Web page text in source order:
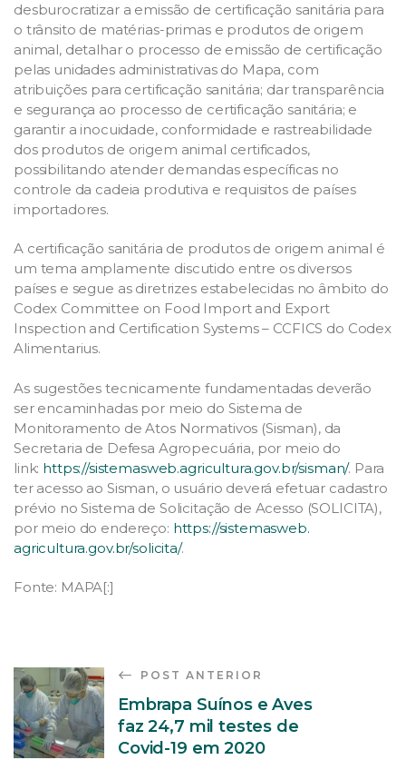
desburocratizar a emissão de certificação sanitária para
o trânsito de matérias-primas e produtos de origem
animal, detalhar o processo de emissão de certificação
pelas unidades administrativas do Mapa, com
atribuições para certificação sanitária; dar transparência
e segurança ao processo de certificação sanitária; e
garantir a inocuidade, conformidade e rastreabilidade
dos produtos de origem animal certificados,
possibilitando atender demandas específicas no
controle da cadeia produtiva e requisitos de países
importadores.
A certificação sanitária de produtos de origem animal é
um tema amplamente discutido entre os diversos
países e segue as diretrizes estabelecidas no âmbito do
Codex Committee on Food Import and Export
Inspection and Certification Systems – CCFICS do Codex
Alimentarius.
As sugestões tecnicamente fundamentadas deverão
ser encaminhadas por meio do Sistema de
Monitoramento de Atos Normativos (Sisman), da
Secretaria de Defesa Agropecuária, por meio do
link: https://sistemasweb.agricultura.gov.br/sisman/. Para
ter acesso ao Sisman, o usuário deverá efetuar cadastro
prévio no Sistema de Solicitação de Acesso (SOLICITA),
por meio do endereço: https://sistemasweb.
agricultura.gov.br/solicita/.
Fonte: MAPA[:]
POST ANTERIOR
Embrapa Suínos e Aves
faz 24,7 mil testes de
Covid-19 em 2020